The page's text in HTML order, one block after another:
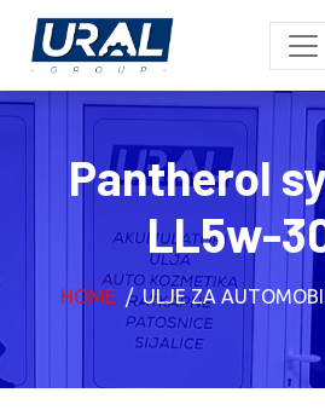
Pantherol
LL5w-
HOME ULJE ZA